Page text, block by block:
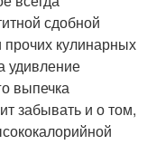
для пирога
с разными
начинками
сдобной
прочих кулинарных
удивление
выпечка
забывать и о том,